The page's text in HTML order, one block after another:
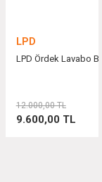
LPD
LPD Ördek Lavabo
9.600,00 TL
12.000,00 TL